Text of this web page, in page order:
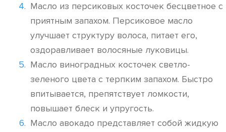
Масло из персиковых косточек бесцветное с
приятным запахом. Персиковое масло
улучшает структуру волоса, питает его,
оздоравливает волосяные луковицы.
Масло виноградных косточек светло-
зеленого цвета с терпким запахом. Быстро
впитывается, препятствует ломкости,
повышает блеск и упругость.
Масло авокадо представляет собой жидкую